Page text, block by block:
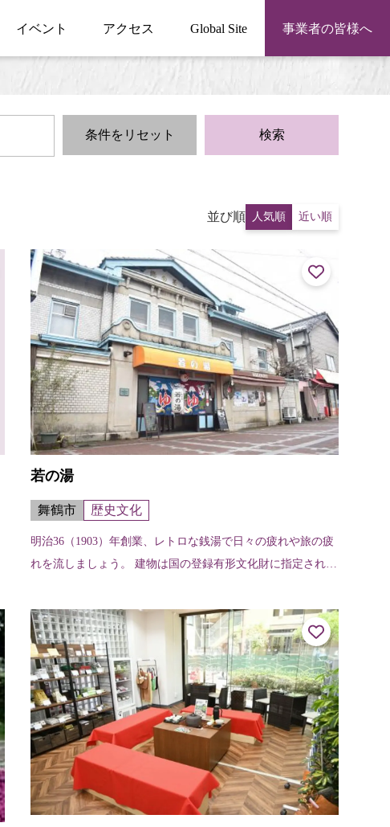
イベント アクセス Global Site 事業者の皆様へ
条件をリセット 検索
並び順 人気順 近い順
若の湯
舞鶴市 歴史文化
明治36（1903）年創業、レトロな銭湯で日々の疲れや旅の疲
れを流しましょう。 建物は国の登録有形文化財に指定されて